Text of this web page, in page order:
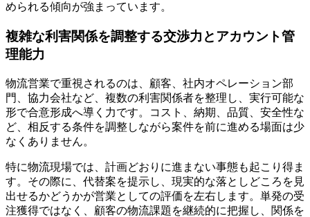
められる傾向が強まっています。
複雑な利害関係を調整する交渉力とアカウント管
理能力
物流営業で重視されるのは、顧客、社内オペレーション部
門、協力会社など、複数の利害関係者を整理し、実行可能な
形で合意形成へ導く力です。コスト、納期、品質、安全性な
ど、相反する条件を調整しながら案件を前に進める場面は少
なくありません。
特に物流現場では、計画どおりに進まない事態も起こり得ま
す。その際に、代替案を提示し、現実的な落としどころを見
出せるかどうかが営業としての評価を左右します。単発の受
注獲得ではなく、顧客の物流課題を継続的に把握し、関係を